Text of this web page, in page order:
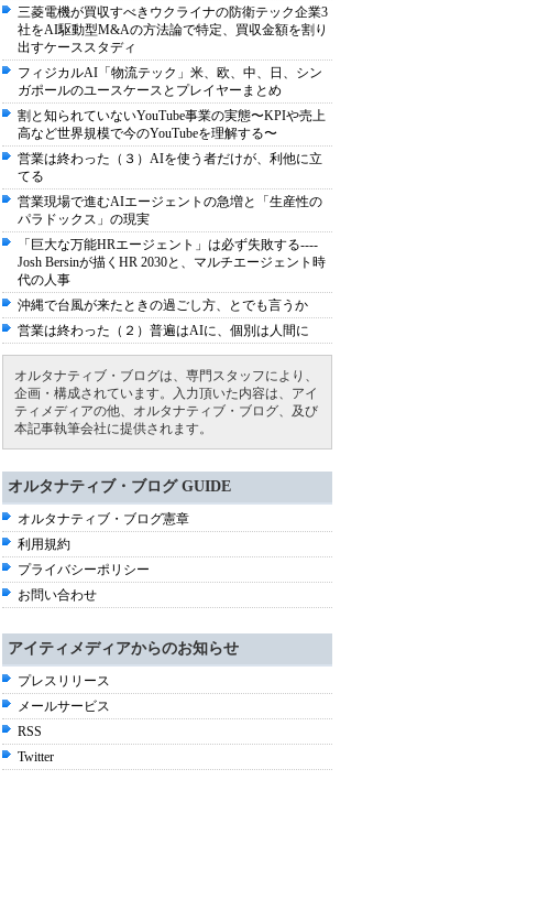
三菱電機が買収すべきウクライナの防衛テック企業3
社をAI駆動型M&Aの方法論で特定、買収金額を割り
出すケーススタディ
フィジカルAI「物流テック」米、欧、中、日、シン
ガポールのユースケースとプレイヤーまとめ
割と知られていないYouTube事業の実態〜KPIや売上
高など世界規模で今のYouTubeを理解する〜
営業は終わった（３）AIを使う者だけが、利他に立
てる
営業現場で進むAIエージェントの急増と「生産性の
パラドックス」の現実
「巨大な万能HRエージェント」は必ず失敗する----
Josh Bersinが描くHR 2030と、マルチエージェント時
代の人事
沖縄で台風が来たときの過ごし方、とでも言うか
営業は終わった（２）普遍はAIに、個別は人間に
オルタナティブ・ブログは、専門スタッフにより、
企画・構成されています。入力頂いた内容は、アイ
ティメディアの他、オルタナティブ・ブログ、及び
本記事執筆会社に提供されます。
オルタナティブ・ブログ GUIDE
オルタナティブ・ブログ憲章
利用規約
プライバシーポリシー
お問い合わせ
アイティメディアからのお知らせ
プレスリリース
メールサービス
RSS
Twitter